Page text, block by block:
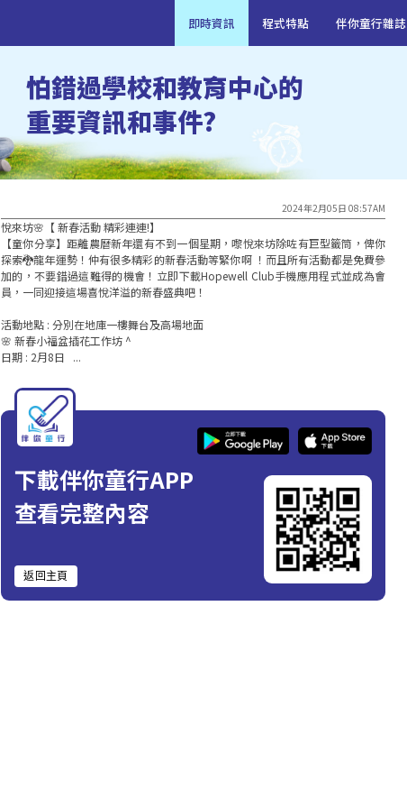
即時資訊 程式特點 伴你童行雜誌
怕錯過學校和教育中心的
重要資訊和事件?
2024年2月05日 08:57AM
悅來坊🌸【 新春活動 精彩連連!】
【童你分享】距離農曆新年還有不到一個星期，嚟悅來坊除咗有巨型籤筒，俾你
探索🐉龍年運勢！仲有很多精彩的新春活動等緊你啊 ！而且所有活動都是免費參
加的，不要錯過這難得的機會！立即下載Hopewell Club手機應用程式並成為會
員，一同迎接這場喜悅洋溢的新春盛典吧！
活動地點 : 分別在地庫一樓舞台及高場地面
🌸 新春小福盆插花工作坊 ^
日期 : 2月8日   ...
下載伴你童行APP
查看完整內容
返回主頁